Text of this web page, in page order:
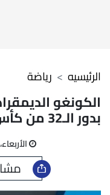
رياضة الرئيسيه
الكونغو
بدور الـ32 من كأس العالم 2026
الأربعاء، 01 يوليو 2026 11:48 ص